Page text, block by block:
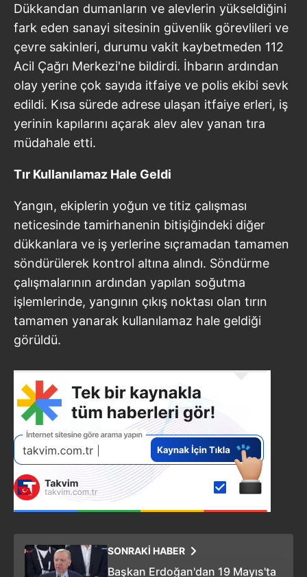
Dükkandan dumanların ve alevlerin yükseldiğini
fark eden sanayi sitesinin güvenlik görevlileri ve
çevre sakinleri, durumu vakit kaybetmeden 112
Acil Çağrı Merkezi'ne bildirdi. İhbarın ardından
olay yerine çok sayıda itfaiye ve polis ekibi sevk
edildi. Kısa sürede adrese ulaşan itfaiye erleri, iş
yerinin kapılarını açarak alev alev yanan tıra
müdahale etti.
Tır Kullanılamaz Hale Geldi
Yangın, ekiplerin yoğun ve titiz çalışması
neticesinde tamirhanenin bitişiğindeki diğer
dükkanlara ve iş yerlerine sıçramadan tamamen
söndürülerek kontrol altına alındı. Söndürme
çalışmalarının ardından yapılan soğutma
işlemlerinde, yangının çıkış noktası olan tırın
tamamen yanarak kullanılamaz hale geldiği
görüldü.
SONRAKİ HABER
Başkan Erdoğan'dan 19 Mayıs'ta